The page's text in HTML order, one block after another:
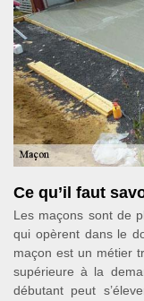
Ce qu’il faut
Les maçons sont de
qui opèrent dans le
maçon est un métier
supérieure à la
débutant peut